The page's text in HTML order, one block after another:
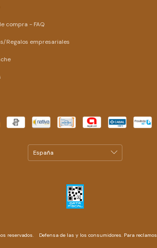
compra - FAQ
Regalos empresariales
reservados. Defensa de las y los consumidores. Para reclamos